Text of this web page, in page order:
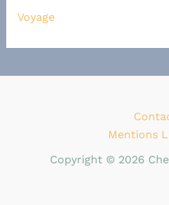
Voyage
Mentions
Copyright © 2026